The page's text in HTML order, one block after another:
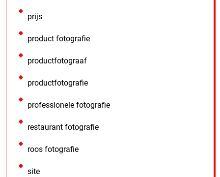
prijs
product fotografie
productfotograaf
productfotografie
professionele fotografie
restaurant fotografie
roos fotografie
site